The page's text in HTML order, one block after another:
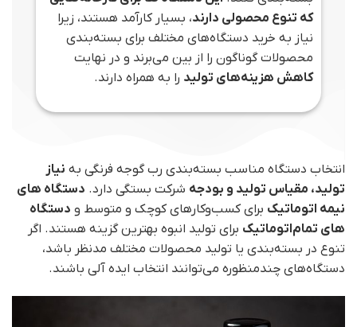
که تنوع محصولی دارند، بسیار کارآمد هستند، زیرا
نیاز به خرید دستگاه‌های مختلف برای بسته‌بندی
محصولات گوناگون را از بین می‌برند و در نهایت
کاهش هزینه‌های تولید را به همراه دارند.
انتخاب دستگاه مناسب بسته‌بندی رب گوجه فرنگی به نیاز
تولید، مقیاس تولید و بودجه شرکت بستگی دارد. دستگاه‌ های
نیمه اتوماتیک برای کسب‌وکارهای کوچک و متوسط و دستگاه‌
های تمام‌اتوماتیک برای تولید انبوه بهترین گزینه هستند. اگر
تنوع در بسته‌بندی یا تولید محصولات مختلف مدنظر باشد،
دستگاه‌های چندمنظوره می‌توانند انتخاب ایده آلی باشند.